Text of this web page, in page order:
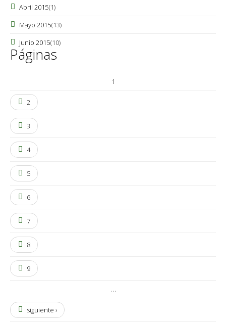
Abril 2015(1)
Mayo 2015(13)
Junio 2015(10)
Páginas
1
2
3
4
5
6
7
8
9
…
siguiente ›